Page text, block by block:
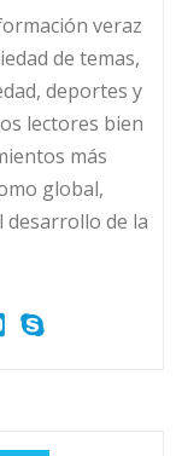
veraz
de temas,
deportes y
lectores bien
más
global,
desarrollo de la